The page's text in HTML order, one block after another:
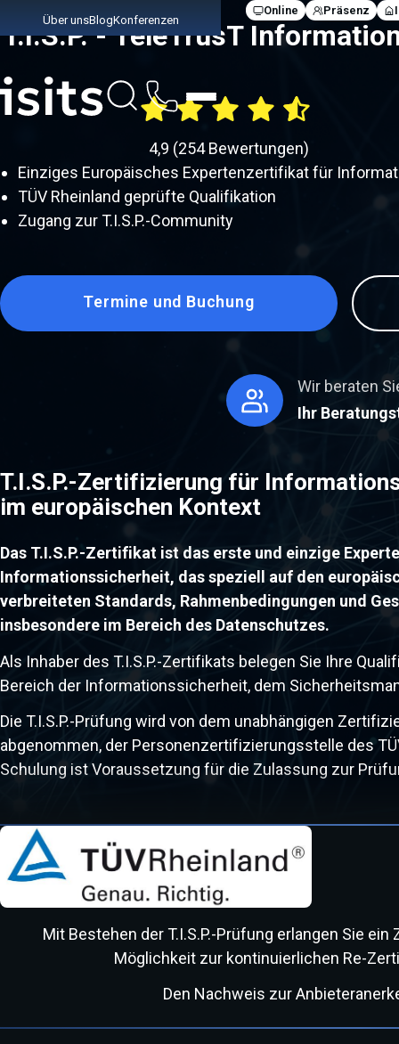
Über unsBlogKonferenzen
Link zur Startseite
Online Präsenz
T.I.S.P. - TeleTrusT
4,9 (254Bewertungen)
Einziges Europäisches Expertenzertifikat für
TÜV Rheinland geprüfte Qualifikation
Zugang zur T.I.S.P.-Community
Termine und Buchung
Wir beraten
Ihr
T.I.S.P.-Zertifizierung für
im europäischen Kontext
Das T.I.S.P.-Zertifikat ist das erste und einzige
Informationssicherheit, das speziell auf den
verbreiteten Standards, Rahmenbedingungen und
insbesondere im Bereich des Datenschutzes.
Als Inhaber des T.I.S.P.-Zertifikats belegen Sie Ihre
Bereich der Informationssicherheit, dem
Die T.I.S.P.-Prüfung wird von dem unabhängigen
abgenommen, der Personenzertifizierungsstelle des
Schulung ist Voraussetzung für die Zulassung zur
Mit Bestehen der T.I.S.P.-Prüfung erlangen Sie
Möglichkeit zur kontinuierlichen Re-
Den Nachweis zur